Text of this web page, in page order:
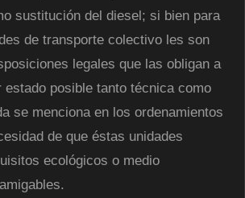
sustitución del diesel; si bien para
de transporte colectivo les son
legales que las obligan a
estado posible tanto técnica como
se menciona en los ordenamientos
de que éstas unidades
ecológicos o medio